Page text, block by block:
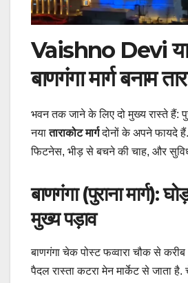
Vaishno Devi
बाणगंगा मार्ग बनाम
भवन तक जाने के लिए दो मुख्य रास्ते हैं:
नयाताराकोट मार्गदोनों के अपने फायदे
फिटनेस, भीड़ से बचने की चाह, और
बाणगंगा (पुराना मार्ग):
मुख्य पड़ाव
बाणगंगा चेक पोस्ट फव्वारा चौक से करीब
पैदल रास्ता कटरा मेन मार्केट से जाता